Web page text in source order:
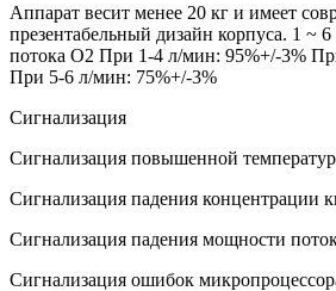
Аппарат весит менее 20 кг и имеет
презентабельный дизайн корпуса. 1 ~
потока О2 При 1-4 л/мин: 95%+/-3%
При 5-6 л/мин: 75%+/-3%
Сигнализация
Сигнализация повышенной
Сигнализация падения концентрации
Сигнализация падения мощности
Сигнализация ошибок